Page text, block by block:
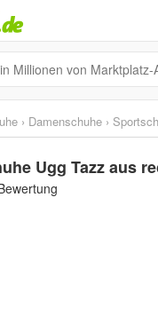
› Damenschuhe ›
Ugg Tazz aus